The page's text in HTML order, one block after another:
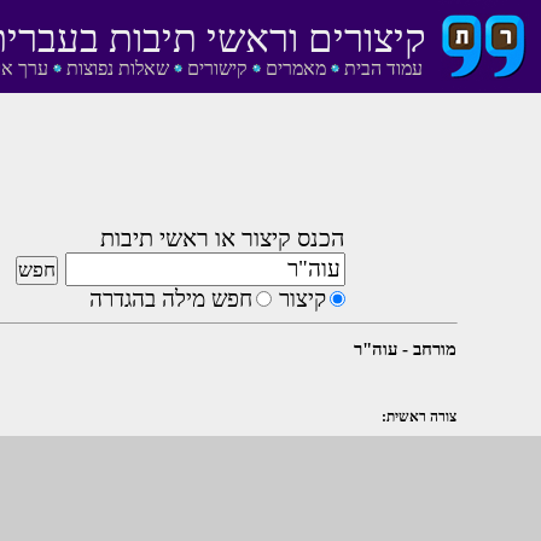
עמוד הבית מאמרים קישורים שאלות נפוצות ערך
קיצורים וראשי תיבות
הכנס קיצור או ראשי תיבות
קיצור חפש מילה בהגדרה
מורחב - עוה"ר
צורה ראשית: